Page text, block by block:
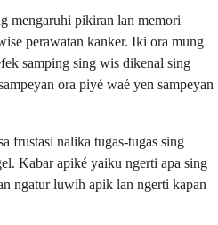
mengaruhi pikiran lan memori
perawatan kanker. Iki ora mung
samping sing wis dikenal sing
ora piyé waé yen sampeyan
frustasi nalika tugas-tugas sing
Kabar apiké yaiku ngerti apa sing
ngatur luwih apik lan ngerti kapan